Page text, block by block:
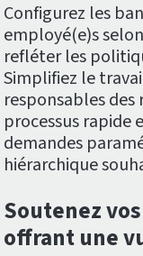
Configurez les
employé(e)s
refléter les
Simplifiez le
responsables des
processus rapide
demandes
hiérarchique
Soutenez
offrant une